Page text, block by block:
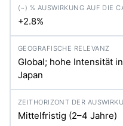
+2.8%
Global; hohe Intensität
Japan
Mittelfristig (2–4 Jahre)